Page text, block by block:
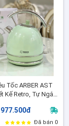
Tốc ARBER AST
Kế Retro, Tự Ngắt
977.500đ
Đã bán 0